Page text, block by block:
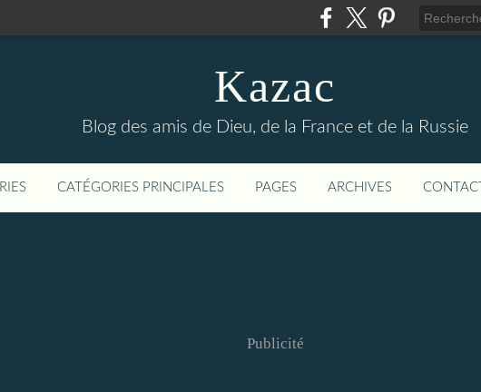
Kazac
Blog des amis de Dieu, de la France et de la Russie
CATÉGORIES PRINCIPALES PAGES ARCHIVES CONTACT
Publicité